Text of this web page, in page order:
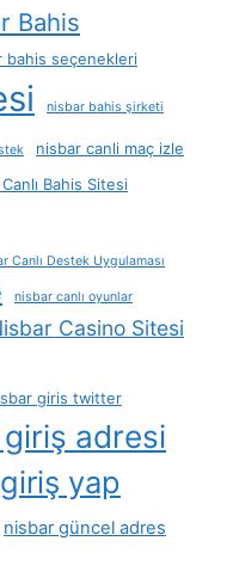
Bahis
bahis seçenekleri
nisbar bahis şirketi
nisbar canli maç izle
Bahis Sitesi
Canlı Destek Uygulaması
nisbar canlı oyunlar
Casino Sitesi
giris twitter
adresi
yap
nisbar güncel adres